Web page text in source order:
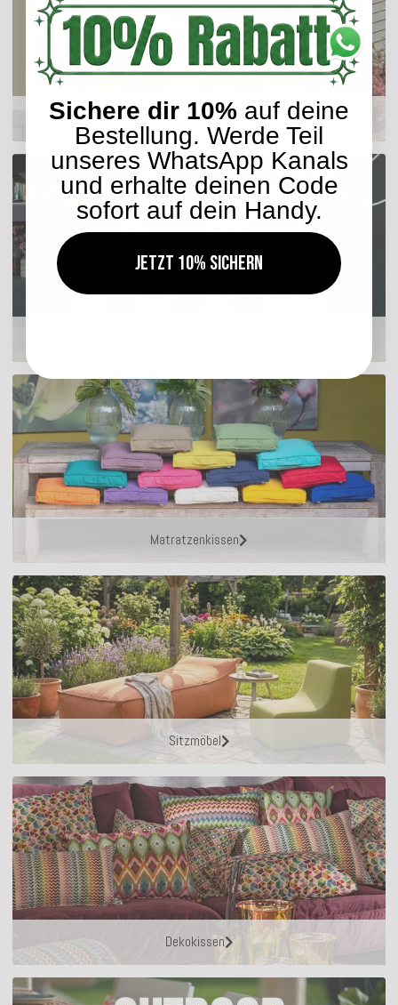
Sitzkissen
Matratzenkissen
Sitzmöbel
Dekokissen
Sichere dir 10% auf deine
Bestellung. Werde Teil
unseres WhatsApp Kanals
und erhalte deinen Code
sofort auf dein Handy.
Jetzt 10% sichern